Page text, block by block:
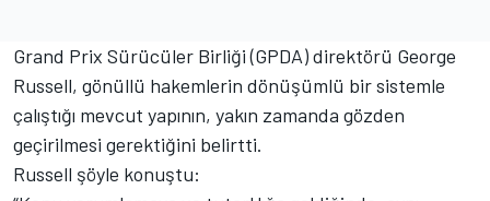
Grand Prix Sürücüler Birliği (GPDA) direktörü George
Russell, gönüllü hakemlerin dönüşümlü bir sistemle
çalıştığı mevcut yapının, yakın zamanda gözden
geçirilmesi gerektiğini belirtti.
Russell şöyle konuştu: